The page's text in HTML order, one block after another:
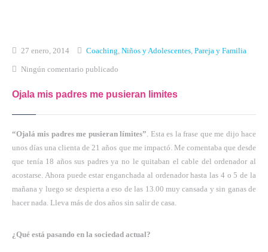
Qué es Crea-t
El Modelo Crea-t
Servicios
Blog
Contacto
27 enero, 2014 Coaching Niños y Adolescentes Pareja y Familia
Ningún comentario publicado
Ojala mis padres me pusieran limites
“Ojalá mis padres me pusieran límites” . Esta es la frase que me dijo hace
unos días una clienta de 21 años que me impactó. Me comentaba que desde
que tenía 18 años sus padres ya no le quitaban el cable del ordenador al
acostarse. Ahora puede estar enganchada al ordenador hasta las 4 o 5 de la
mañana y luego se despierta a eso de las 13.00 muy cansada y sin ganas de
hacer nada. Lleva más de dos años sin salir de casa.
¿Qué está pasando en la sociedad actual?